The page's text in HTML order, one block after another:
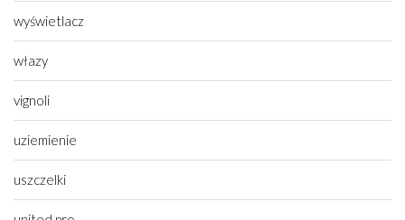
wyświetlacz
włazy
vignoli
uziemienie
uszczelki